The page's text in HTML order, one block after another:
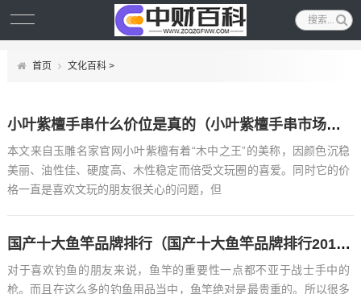
首页 文化百科>
小叶紫檀手串什么价位是真的（小叶紫檀手串市场大约什么价位）
本文来自玉雕名家官网小叶紫檀有着“木中之王”的美称，因颜色沉稳
美丽、油性佳、硬度高、木性稳定而倍受文玩圈的喜爱。同时它的价
格一直是喜欢文玩的朋友很关心的问题，但
国产十大鱼竿品牌排行（国产十大鱼竿品牌排行2019）
对于喜欢钓鱼的朋友来说，鱼竿的重要性一点都不亚于战士手中的
枪。而且在这么多的钓鱼用品当中，鱼竿绝对是最贵重的。所以很多